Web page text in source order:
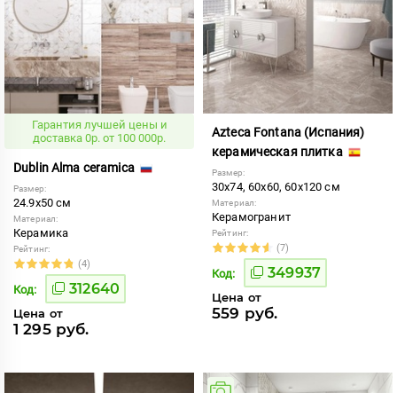
Гарантия лучшей цены и
доставка 0р. от 100 000р.
Dublin Alma ceramica
Размер:
24.9x50 см
Материал:
Керамика
Рейтинг:
(4)
Код: 312640
Цена от
1 295 руб.
Azteca Fontana (Испания)
керамическая плитка
Размер:
30x74, 60x60, 60x120 см
Материал:
Керамогранит
Рейтинг:
(7)
Код: 349937
Цена от
559 руб.